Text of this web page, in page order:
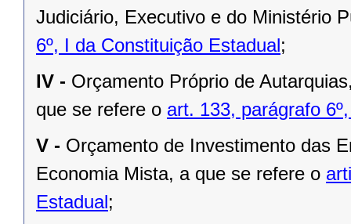
Judiciário, Executivo e do Ministério
6º, I da Constituição Estadual;
IV - Orçamento Próprio de
que se refere o art. 133, parágrafo
V - Orçamento de Investimento das
Economia Mista, a que se refere o
Estadual;